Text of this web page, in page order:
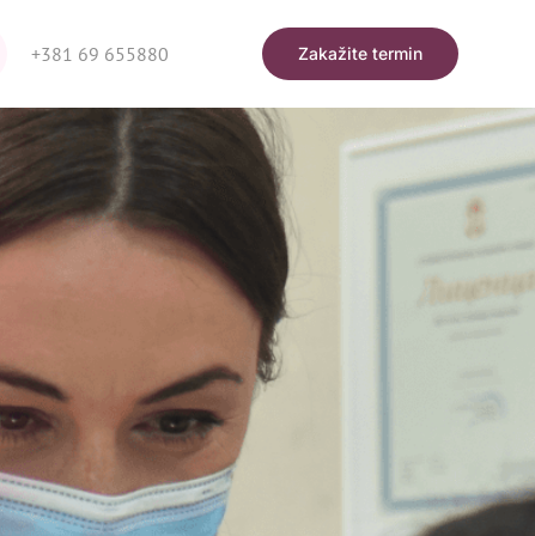
+381 69 655880 Zakažite termin